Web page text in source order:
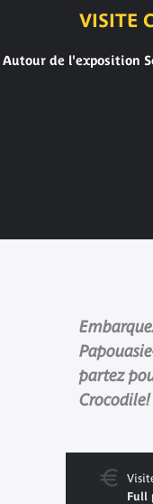
VISITE
Autour de l'exposition
partez
Crocodile!
Full